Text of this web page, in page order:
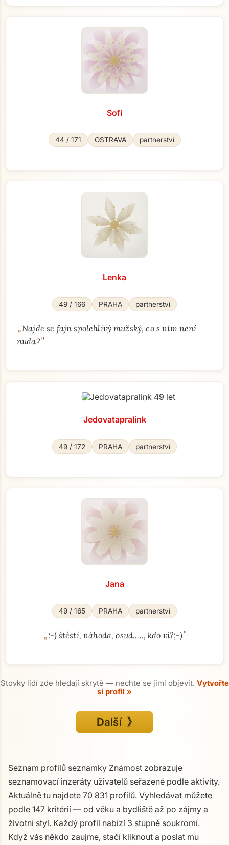
Sofi
44 / 171 OSTRAVA partnerství
Lenka
49 / 166 PRAHA partnerství
„Najde se fajn spolehlivý mužský, co s ním není
nuda?"
Jedovatapralink
49 / 172 PRAHA partnerství
Jana
49 / 165 PRAHA partnerství
„:-) štěstí, náhoda, osud....., kdo ví?;-)"
Stovky lidí zde hledají skrytě — nechte se jimi objevit. Vytvořte
si profil »
Další 》
Seznam profilů seznamky Známost zobrazuje
seznamovací inzeráty uživatelů seřazené podle aktivity.
Aktuálně tu najdete 70 831 profilů. Vyhledávat můžete
podle 147 kritérií — od věku a bydliště až po zájmy a
životní styl. Každý profil nabízí 3 stupně soukromí.
Když vás někdo zaujme, stačí kliknout a poslat mu